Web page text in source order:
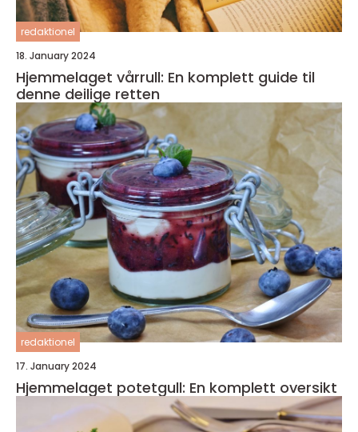
redaktionel
18. January 2024
Hjemmelaget vårrull: En komplett guide til
denne deilige retten
redaktionel
17. January 2024
Hjemmelaget potetgull: En komplett oversikt